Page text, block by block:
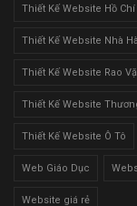
Thiết Kế Website Hồ
Thiết Kế Website Nhà
Thiết Kế Website Rao
Thiết Kế Website
Thiết Kế Website Ô Tô
Web Giáo Dục
Website giá rẻ